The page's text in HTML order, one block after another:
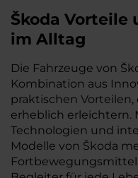
Škoda Vorteile
im Alltag
Die Fahrzeuge von
Kombination aus
praktischen
erheblich erleichtern.
Technologien und
Modelle von Škoda
Fortbewegungsmittel